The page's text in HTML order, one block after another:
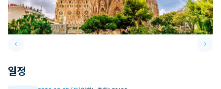
keyboard_arrow_leftPrevious slide keyboard_arrow_right
일정